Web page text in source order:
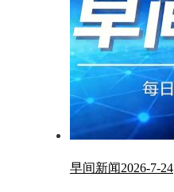
早间新闻2026-7-24